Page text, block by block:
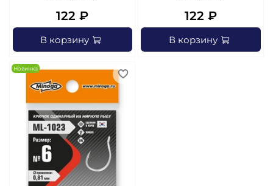
122 ₽
В корзину
122 ₽
В корзину
Новинка